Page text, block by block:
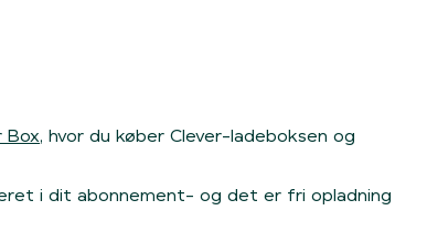
Box, hvor du køber Clever-ladeboksen og
i dit abonnement- og det er fri opladning